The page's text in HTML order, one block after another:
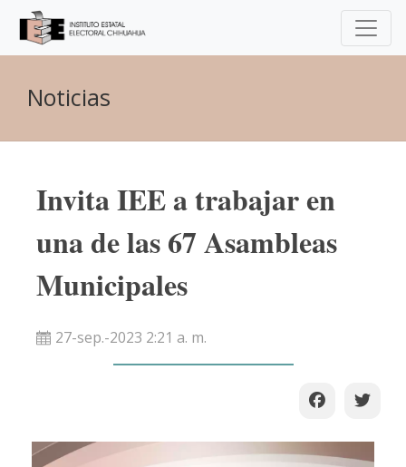
Noticias
Invita IEE a trabajar en
una de las 67 Asambleas
Municipales
27-sep.-2023 2:21 a. m.